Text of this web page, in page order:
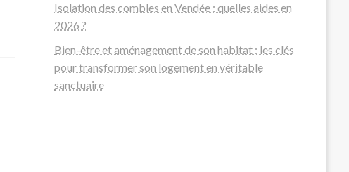
Isolation des combles en Vendée : quelles aides en
2026 ?
Bien-être et aménagement de son habitat : les clés
pour transformer son logement en véritable
sanctuaire